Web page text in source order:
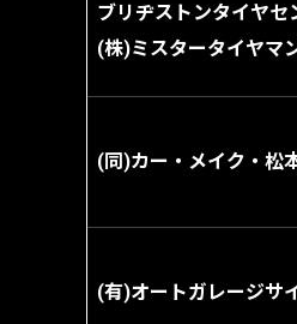
ブリヂストンタイヤセ
(株)ミスタータイヤマ
(同)カー・メイク・松
(有)オートガレージサ